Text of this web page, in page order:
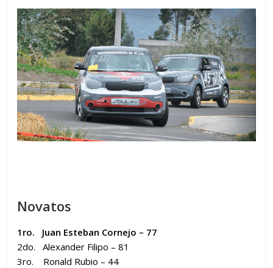
Novatos
1ro. Juan Esteban Cornejo – 77
2do. Alexander Filipo – 81
3ro. Ronald Rubio – 44